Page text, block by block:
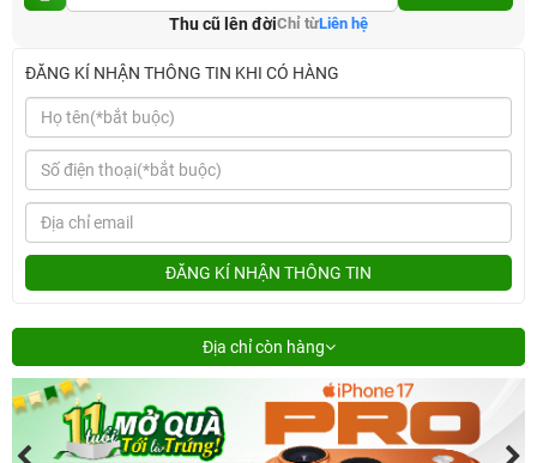
Thu cũ lên đờiChỉ từLiên hệ
ĐĂNG KÍ NHẬN THÔNG TIN KHI CÓ HÀNG
ĐĂNG KÍ NHẬN THÔNG TIN
Địa chỉ còn hàng